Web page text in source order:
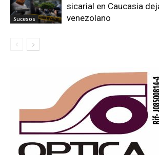
Sucesos
sicarial en Caucasia
venezolano